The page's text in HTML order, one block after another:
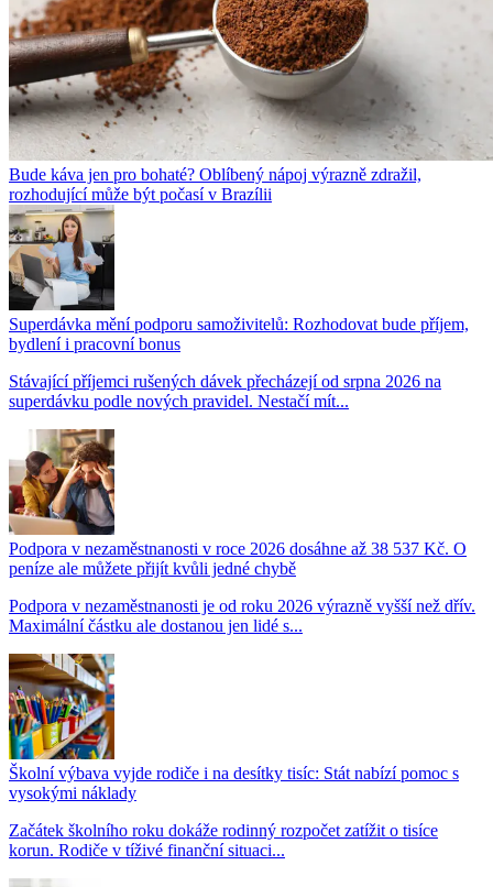
Bude káva jen pro bohaté? Oblíbený nápoj výrazně zdražil,
rozhodující může být počasí v Brazílii
Superdávka mění podporu samoživitelů: Rozhodovat bude příjem,
bydlení i pracovní bonus
Stávající příjemci rušených dávek přecházejí od srpna 2026 na
superdávku podle nových pravidel. Nestačí mít...
Podpora v nezaměstnanosti v roce 2026 dosáhne až 38 537 Kč. O
peníze ale můžete přijít kvůli jedné chybě
Podpora v nezaměstnanosti je od roku 2026 výrazně vyšší než dřív.
Maximální částku ale dostanou jen lidé s...
Školní výbava vyjde rodiče i na desítky tisíc: Stát nabízí pomoc s
vysokými náklady
Začátek školního roku dokáže rodinný rozpočet zatížit o tisíce
korun. Rodiče v tíživé finanční situaci...